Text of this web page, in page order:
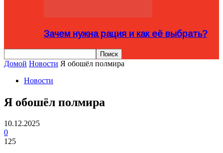
Зачем нужна рация и как её выбрать?
Домой Новости Я обошёл полмира
Новости
Я обошёл полмира
10.12.2025
0
125